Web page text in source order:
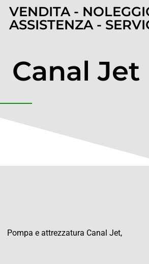
VENDITA -
ASSISTENZA -
Canal Jet
Pompa e attrezzatura Canal Jet,